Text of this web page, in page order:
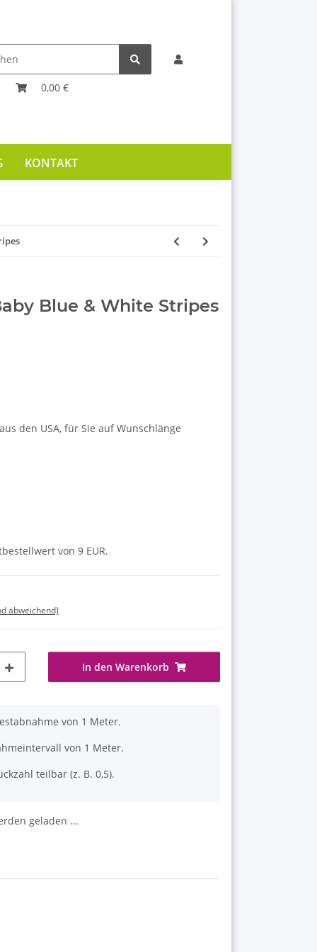
0,00 €
KONTAKT
Blue & White Stripes
den USA, für Sie auf Wunschlänge
von 9 EUR.
abweichend)
In den Warenkorb
von 1 Meter.
von 1 Meter.
teilbar (z. B. 0,5).
geladen ...